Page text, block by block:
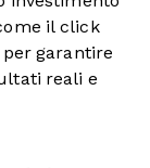
il click
garantire
reali e